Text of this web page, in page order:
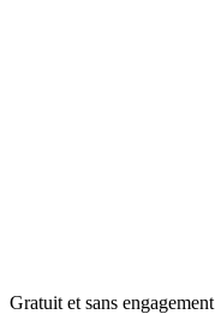
Gratuit et sans engagement